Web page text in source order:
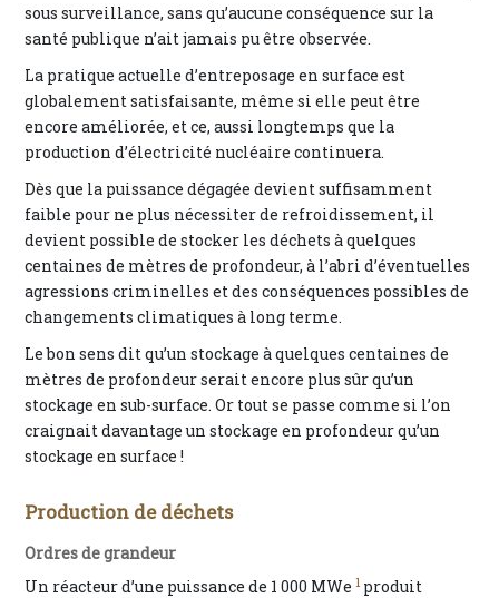
sous surveillance, sans qu’aucune conséquence sur la
santé publique n’ait jamais pu être observée.
La pratique actuelle d’entreposage en surface est
globalement satisfaisante, même si elle peut être
encore améliorée, et ce, aussi longtemps que la
production d’électricité nucléaire continuera.
Dès que la puissance dégagée devient suffisamment
faible pour ne plus nécessiter de refroidissement, il
devient possible de stocker les déchets à quelques
centaines de mètres de profondeur, à l’abri d’éventuelles
agressions criminelles et des conséquences possibles de
changements climatiques à long terme.
Le bon sens dit qu’un stockage à quelques centaines de
mètres de profondeur serait encore plus sûr qu’un
stockage en sub-surface. Or tout se passe comme si l’on
craignait davantage un stockage en profondeur qu’un
stockage en surface !
Production de déchets
Ordres de grandeur
Un réacteur d’une puissance de 1 000 MWe 1 produit